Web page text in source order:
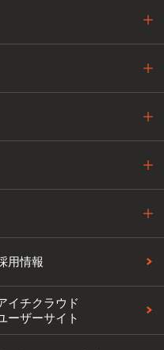
用情報
イチクラウド
ーザーサイト